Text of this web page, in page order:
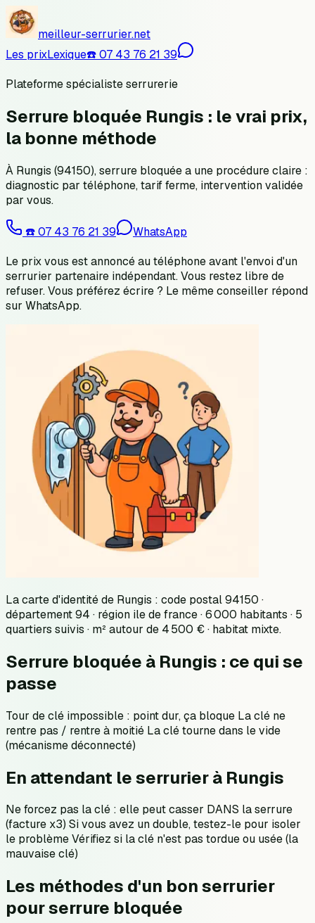
meilleur-serrurier.net
Les prixLexique☎️07 43 76 21 39
Plateforme spécialiste serrurerie
Serrure bloquée Rungis : le vrai prix,
la bonne méthode
À Rungis (94150), serrure bloquée a une procédure claire :
diagnostic par téléphone, tarif ferme, intervention validée
par vous.
☎️07 43 76 21 39
WhatsApp
Le prix vous est annoncé au téléphone avant l'envoi d'un
serrurier partenaire indépendant. Vous restez libre de
refuser.Vous préférez écrire ? Le même conseiller répond
sur WhatsApp.
La carte d'identité de Rungis : code postal 94150 ·
département 94 · région ile de france · 6 000 habitants · 5
quartiers suivis · m² autour de 4 500 € · habitat mixte.
Serrure bloquée à Rungis : ce qui se
passe
Tour de clé impossible : point dur, ça bloque La clé ne
rentre pas / rentre à moitié La clé tourne dans le vide
(mécanisme déconnecté)
En attendant le serrurier à Rungis
Ne forcez pas la clé : elle peut casser DANS la serrure
(facture x3) Si vous avez un double, testez-le pour isoler
le problème Vérifiez si la clé n'est pas tordue ou usée (la
mauvaise clé)
Les méthodes d'un bon serrurier
pour serrure bloquée